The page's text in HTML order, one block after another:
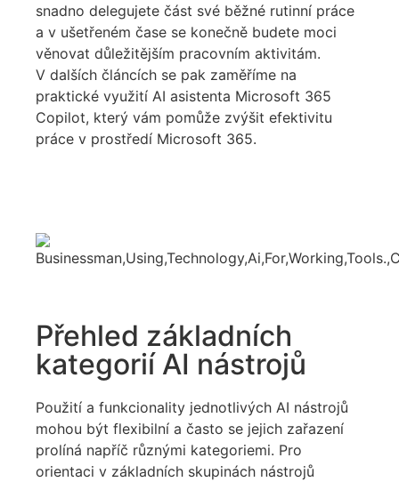
snadno delegujete část své běžné rutinní práce
a v ušetřeném čase se konečně budete moci
věnovat důležitějším pracovním aktivitám.
V dalších článcích se pak zaměříme na
praktické využití AI asistenta Microsoft 365
Copilot, který vám pomůže zvýšit efektivitu
práce v prostředí Microsoft 365.
Přehled základních
kategorií AI nástrojů
Použití a funkcionality jednotlivých AI nástrojů
mohou být flexibilní a často se jejich zařazení
prolíná napříč různými kategoriemi. Pro
orientaci v základních skupinách nástrojů